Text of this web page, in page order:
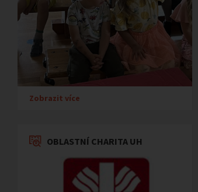
Zobrazit více
OBLASTNÍ CHARITA UH